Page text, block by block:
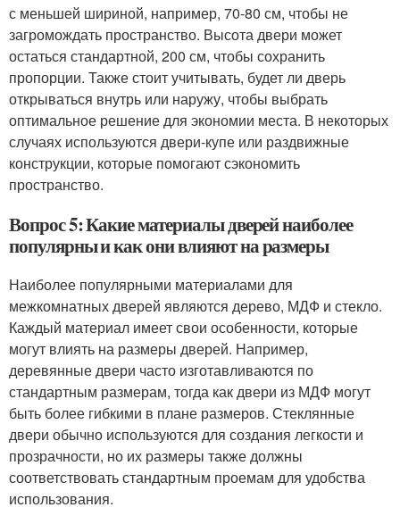
с меньшей шириной, например, 70-80 см, чтобы не
загромождать пространство. Высота двери может
остаться стандартной, 200 см, чтобы сохранить
пропорции. Также стоит учитывать, будет ли дверь
открываться внутрь или наружу, чтобы выбрать
оптимальное решение для экономии места. В некоторых
случаях используются двери-купе или раздвижные
конструкции, которые помогают сэкономить
пространство.
Вопрос 5: Какие материалы дверей наиболее
популярны и как они влияют на размеры
Наиболее популярными материалами для
межкомнатных дверей являются дерево, МДФ и стекло.
Каждый материал имеет свои особенности, которые
могут влиять на размеры дверей. Например,
деревянные двери часто изготавливаются по
стандартным размерам, тогда как двери из МДФ могут
быть более гибкими в плане размеров. Стеклянные
двери обычно используются для создания легкости и
прозрачности, но их размеры также должны
соответствовать стандартным проемам для удобства
использования.